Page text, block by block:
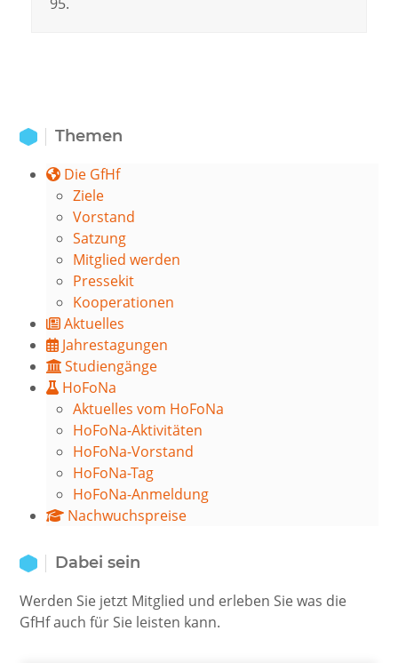
Themen
Die GfHf
Ziele
Vorstand
Satzung
Mitglied werden
Pressekit
Kooperationen
Aktuelles
Jahrestagungen
Studiengänge
HoFoNa
Aktuelles vom HoFoNa
HoFoNa-Aktivitäten
HoFoNa-Vorstand
HoFoNa-Tag
HoFoNa-Anmeldung
Nachwuchspreise
Dabei sein
Werden Sie jetzt Mitglied und erleben Sie was die
GfHf auch für Sie leisten kann.